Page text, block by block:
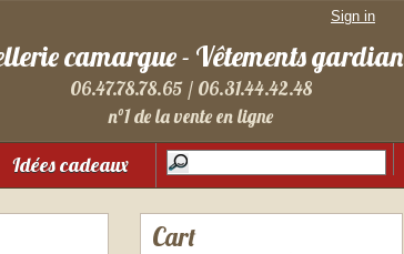
camargue - Vêtements gardian
06.47.78.78.65 / 06.31.44.42.48
n°1 de la vente en ligne
Idées cadeaux
Sign in
Cart